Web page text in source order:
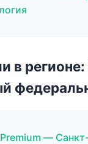
в
—